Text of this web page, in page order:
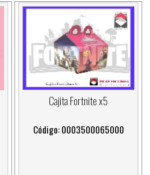
Cajita Fortnite x5
Código: 0003500065000